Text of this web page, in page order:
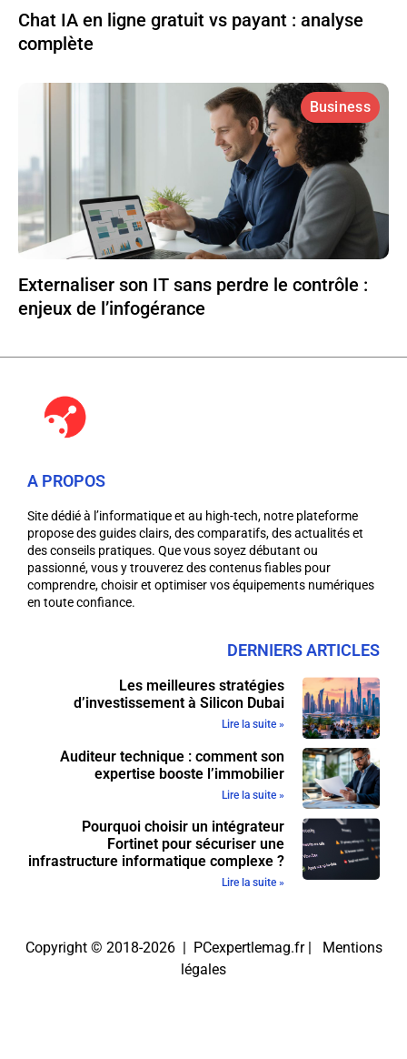
Chat IA en ligne gratuit vs payant : analyse
complète
Business
Externaliser son IT sans perdre le contrôle :
enjeux de l’infogérance
A PROPOS
Site dédié à l’informatique et au high-tech, notre plateforme
propose des guides clairs, des comparatifs, des actualités et
des conseils pratiques. Que vous soyez débutant ou
passionné, vous y trouverez des contenus fiables pour
comprendre, choisir et optimiser vos équipements numériques
en toute confiance.
DERNIERS ARTICLES
Les meilleures stratégies
d’investissement à Silicon Dubai
Lire la suite »
Auditeur technique : comment son
expertise booste l’immobilier
Lire la suite »
Pourquoi choisir un intégrateur
Fortinet pour sécuriser une
infrastructure informatique complexe ?
Lire la suite »
Copyright © 2018-2026 | PCexpertlemag.fr | Mentions
légales